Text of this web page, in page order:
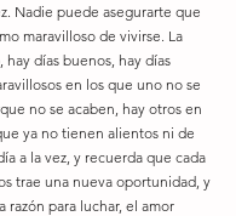
Nadie puede asegurarte que
maravilloso de vivirse. La
días buenos, hay días
en los que uno no se
no se acaben, hay otros en
ya no tienen alientos ni de
a la vez, y recuerda que cada
trae una nueva oportunidad, y
razón para luchar, el amor